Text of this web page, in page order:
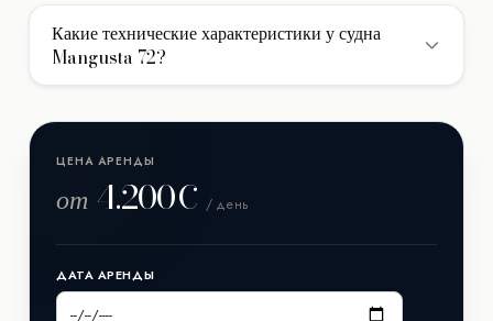
фактически израсходованное топливо.
чартере (без ночевки). Для многодневных круизов с
ночевкой на борту доступно 3 каюты для комфортного
размещения гостей.
Какие технические характеристики у судна
Mangusta 72?
23 м метров. Год постройки/рефита: 2004 (Рефит 2022).
ЦЕНА АРЕНДЫ
от 4.200€ / день
ДАТА АРЕНДЫ